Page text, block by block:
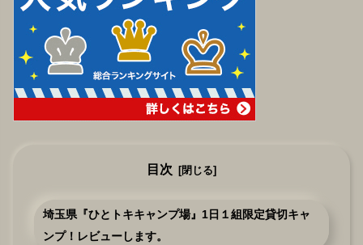
目次
埼玉県『ひとトキキャンプ場』1日１組限定貸切キャ
ンプ！レビューします。